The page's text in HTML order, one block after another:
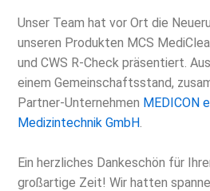
Unser Team hat vor Ort die
unseren Produkten MCS
und CWS R-Check präsentiert.
einem Gemeinschaftsstand,
Partner-Unternehmen MEDICON
Medizintechnik GmbH
Ein herzliches Dankeschön für
großartige Zeit! Wir hatten